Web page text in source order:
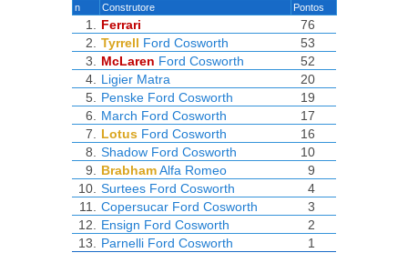
n Construtore Pontos
1. Ferrari
76
2.
Tyrrell Ford Cosworth
53
3.
McLaren Ford Cosworth
52
4.
Ligier Matra
20
5.
Penske Ford Cosworth
19
6.
March Ford Cosworth
17
7.
Lotus Ford Cosworth
16
8.
Shadow Ford Cosworth
10
9.
Brabham Alfa Romeo
9
10. Surtees Ford Cosworth
4
11.
Copersucar Ford Cosworth
3
12.
Ensign Ford Cosworth
2
13.
Parnelli Ford Cosworth 1